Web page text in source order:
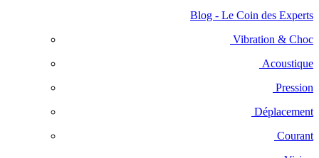
Blog - Le Coin des Experts
Vibration & Choc
Acoustique
Pression
Déplacement
Courant